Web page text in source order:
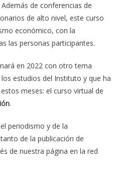
Además de conferencias de
de alto nivel, este curso
económico, con la
las personas participantes.
en 2022 con otro tema
estudios del Instituto y que ha
meses: el curso virtual de
.
periodismo y de la
de la publicación de
de nuestra página en la red